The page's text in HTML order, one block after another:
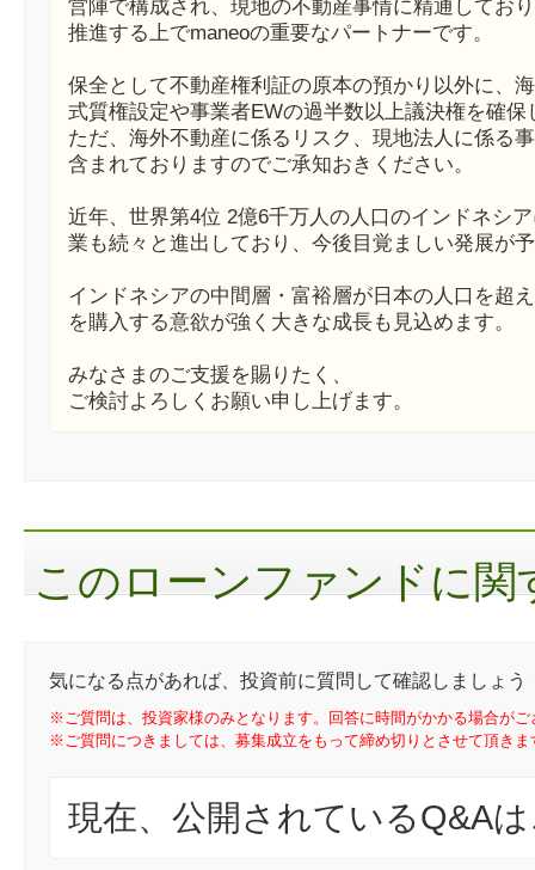
営陣で構成され、現地の不動産事情に精通してお
推進する上でmaneoの重要なパートナーです。
保全として不動産権利証の原本の預かり以外に、
式質権設定や事業者EWの過半数以上議決権を確保
ただ、海外不動産に係るリスク、現地法人に係る
含まれておりますのでご承知おきください。
近年、世界第4位 2億6千万人の人口のインドネシ
業も続々と進出しており、今後目覚ましい発展が
インドネシアの中間層・富裕層が日本の人口を超
を購入する意欲が強く大きな成長も見込めます。
みなさまのご支援を賜りたく、
ご検討よろしくお願い申し上げます。
このローンファンドに関
気になる点があれば、投資前に質問して確認しましょう
※ご質問は、投資家様のみとなります。回答に時間がかかる場合が
※ご質問につきましては、募集成立をもって締め切りとさせて頂きま
現在、公開されているQ&A